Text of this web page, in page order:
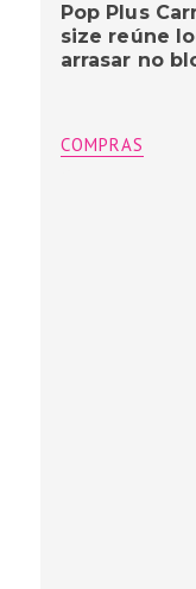
Pop Plus
size reúne
arrasar no
COMPRAS